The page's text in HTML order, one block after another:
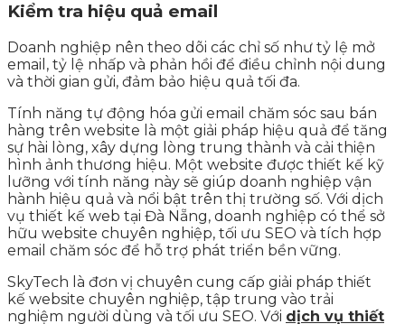
Kiểm tra hiệu quả email
Doanh nghiệp nên theo dõi các chỉ số như tỷ lệ mở
email, tỷ lệ nhấp và phản hồi để điều chỉnh nội dung
và thời gian gửi, đảm bảo hiệu quả tối đa.
Tính năng tự động hóa gửi email chăm sóc sau bán
hàng trên website là một giải pháp hiệu quả để tăng
sự hài lòng, xây dựng lòng trung thành và cải thiện
hình ảnh thương hiệu. Một website được thiết kế kỹ
lưỡng với tính năng này sẽ giúp doanh nghiệp vận
hành hiệu quả và nổi bật trên thị trường số. Với dịch
vụ thiết kế web tại Đà Nẵng, doanh nghiệp có thể sở
hữu website chuyên nghiệp, tối ưu SEO và tích hợp
email chăm sóc để hỗ trợ phát triển bền vững.
SkyTech là đơn vị chuyên cung cấp giải pháp thiết
kế website chuyên nghiệp, tập trung vào trải
nghiệm người dùng và tối ưu SEO. Với dịch vụ thiết